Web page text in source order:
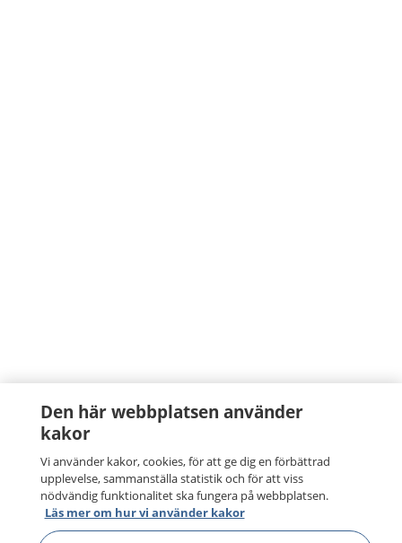
Den här webbplatsen använder
kakor
Vi använder kakor, cookies, för att ge dig en förbättrad
upplevelse, sammanställa statistik och för att viss
nödvändig funktionalitet ska fungera på webbplatsen.
Läs mer om hur vi använder kakor